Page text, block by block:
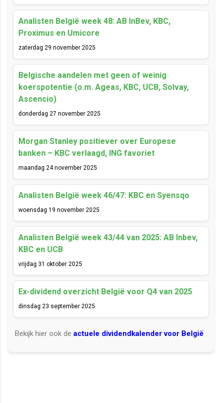
Analisten België week 48: AB InBev, KBC,
Proximus en Umicore
zaterdag 29 november 2025
Belgische aandelen met geen of weinig
koerspotentie (o.m. Ageas, KBC, UCB, Solvay,
Ascencio)
donderdag 27 november 2025
Morgan Stanley positiever over Europese
banken – KBC verlaagd, ING favoriet
maandag 24 november 2025
Analisten België week 46/47: KBC en Syensqo
woensdag 19 november 2025
Analisten België week 43/44 van 2025: AB Inbev,
KBC en UCB
vrijdag 31 oktober 2025
Ex-dividend overzicht België voor Q4 van 2025
dinsdag 23 september 2025
Bekijk hier ook de actuele dividendkalender voor België